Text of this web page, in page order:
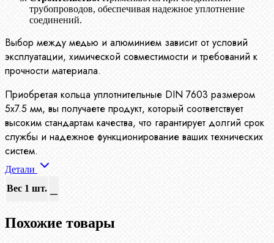
трубопроводов, обеспечивая надежное уплотнение
соединений.
Выбор между медью и алюминием зависит от условий
эксплуатации, химической совместимости и требований к
прочности материала.
Приобретая кольца уплотнительные DIN 7603 размером
5х7.5 мм, вы получаете продукт, который соответствует
высоким стандартам качества, что гарантирует долгий срок
службы и надежное функционирование ваших технических
систем.
Детали
Вес 1 шт. —
Похожие товары